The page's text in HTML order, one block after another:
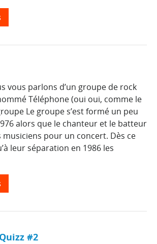
vous parlons d’un groupe de rock
Téléphone (oui oui, comme le
Le groupe s’est formé un peu
alors que le chanteur et le batteur
musiciens pour un concert. Dès ce
leur séparation en 1986 les
#2